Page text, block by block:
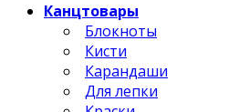
Канцтовары
Блокноты
Кисти
Карандаши
Для лепки